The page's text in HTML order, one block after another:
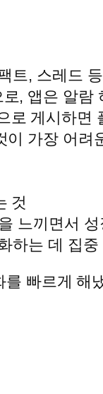
트, 스레드
, 앱은 알람
로 게시하면
가장 어려
것
느끼면서
하는 데 집중
빠르게 해